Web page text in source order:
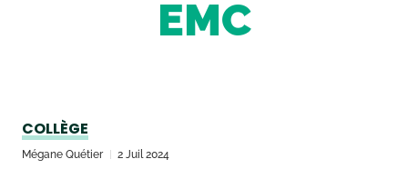
EMC
COLLÈGE
Mégane Quétier 2 Juil 2024